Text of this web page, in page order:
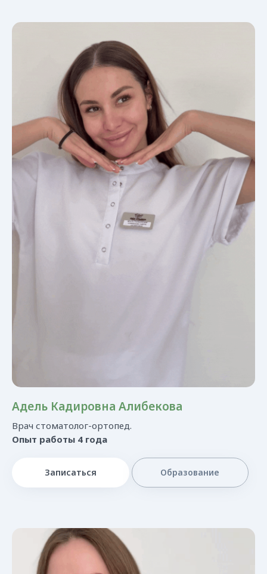
Адель Кадировна Алибекова
Врач стоматолог-ортопед.
Опыт работы 4 года
Записаться Образование
Или свяжитесь с нами по номеру
+7 (861) 25-888-04
Ежедневно с 9:00 до 21:00